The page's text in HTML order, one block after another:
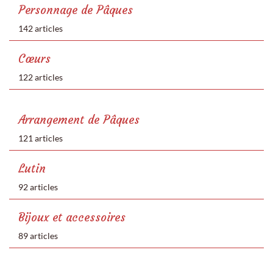
Personnage de Pâques
142 articles
Cœurs
122 articles
Arrangement de Pâques
121 articles
Lutin
92 articles
Bijoux et accessoires
89 articles